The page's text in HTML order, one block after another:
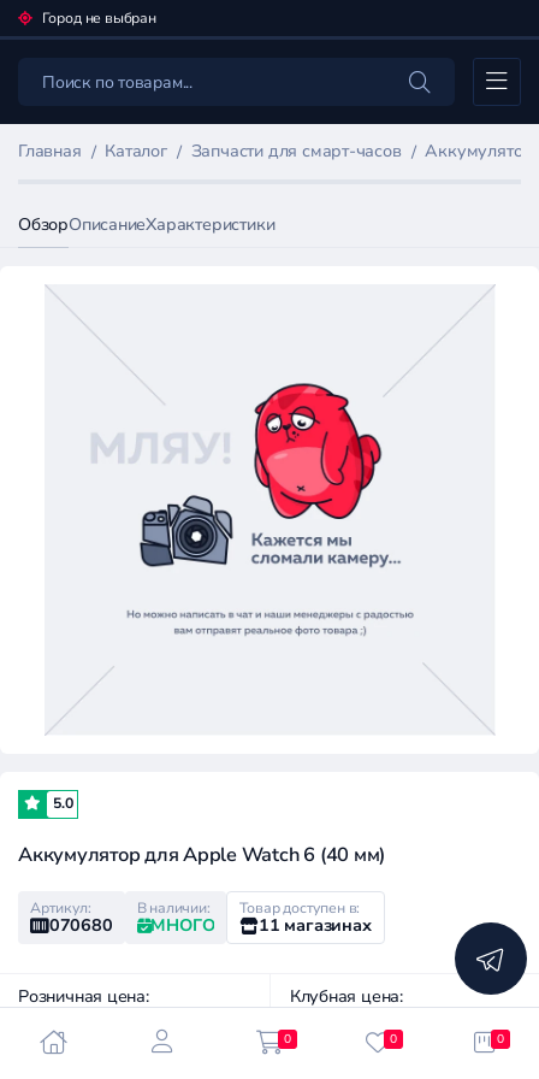
Город не выбран
Каталог
Главная Каталог Запчасти для смарт-часов
ОбзорОписаниеХарактеристики
5.0
Аккумулятор для Apple Watch 6 (40 мм)
Артикул:
070680
В наличии:
МНОГО
Товар доступен в:
11 магазинах
Розничная цена:
800 ₽
Клубная цена:
390 ₽
0 0 0